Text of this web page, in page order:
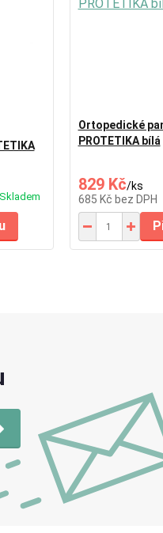
Skladem
Ortopedické
PROTETIKA bílá
829 Kč/ks
685 Kč bez DPH